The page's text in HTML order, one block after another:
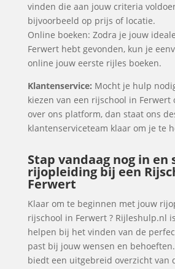
vinden die aan jouw criteria
bijvoorbeeld op prijs of locatie.
Online boeken: Zodra je jouw
Ferwert hebt gevonden, kun je
online jouw eerste rijles boeken.
Klantenservice: Mocht je hulp
kiezen van een rijschool in Ferwert
over ons platform, dan staat ons
klantenserviceteam klaar om je te
Stap vandaag nog in
rijopleiding bij een
Ferwert
Klaar om te beginnen met jouw
rijschool in Ferwert ? Rijleshulp.nl
helpen bij het vinden van de
past bij jouw wensen en
biedt een uitgebreid overzicht van